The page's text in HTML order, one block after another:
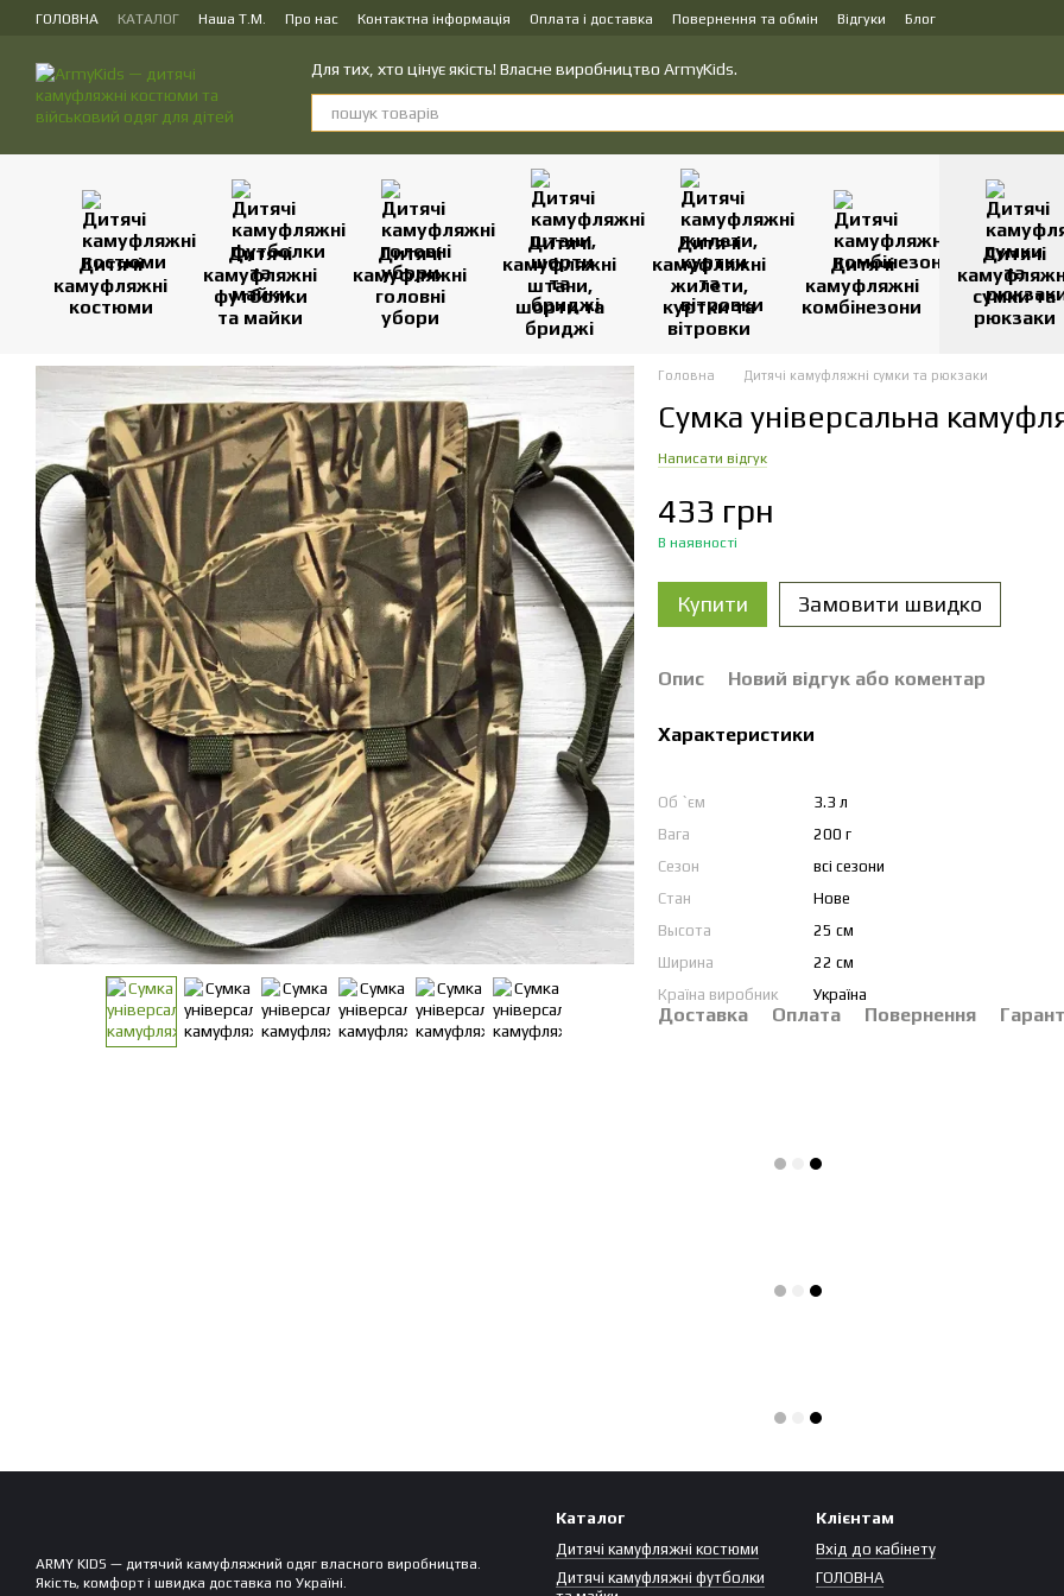
Перейти до основного контенту
ГОЛОВНА КАТАЛОГ Наша Т.М. Про нас Контактна інформація Оплата і доставка Повернення та обмін Відгуки
Блог
Для тих, хто цінує якість! Власне виробництво ArmyKids.
Дитячі
камуфляжні
костюми
Дитячі
камуфляжні
футболки
та майки
Дитячі
камуфляжні
головні
убори
Дитячі
камуфляжні
штани,
шорти та
бриджі
Дитячі
камуфляжні
жилети,
куртки та
вітровки
Дитячі
камуфляжні
комбінезони
Дитячі
сумки та
рюкзаки
Головна Дитячі камуфляжні сумки та рюкзаки
Сумка універсальна
Написати відгук
433 грн
В наявності
Купити Замовити швидко
Опис Новий відгук або коментар
Характеристики
Об `єм
3.3 л
Вага
200 г
Сезон
всі сезони
Стан
Нове
Высота
25 см
Ширина
22 см
Країна виробник
Україна
Доставка Оплата Повернення
ARMY KIDS — дитячий камуфляжний одяг власного виробництва.
Якість, комфорт і швидка доставка по Україні.
Каталог
Дитячі камуфляжні костюми
Дитячі камуфляжні футболки
Клієнтам
Вхід до кабінету
ГОЛОВНА